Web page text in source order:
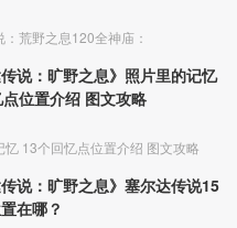
：荒野之息120全神庙：
传说：旷野之息》照片里的记忆
位置介绍 图文攻略
忆 13个回忆点位置介绍 图文攻略
传说：旷野之息》塞尔达传说15
在哪？